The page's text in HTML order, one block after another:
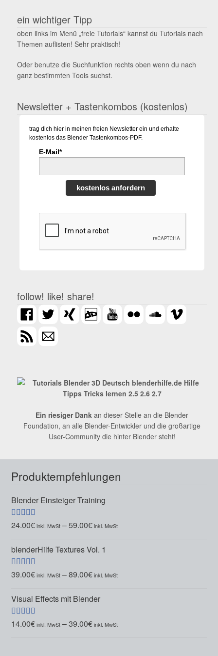
ein wichtiger Tipp
oben links im Menü „freie Tutorials“ kannst du Tutorials nach
Themen auflisten! Sehr praktisch!
Oder benutze die Suchfunktion rechts oben wenn du nach
ganz bestimmten Tools suchst.
Newsletter + Tastenkombos (kostenlos)
trag dich hier in meinen freien Newsletter ein und erhalte
kostenlos das Blender Tastenkombos-PDF.
E-Mail*
kostenlos anfordern
follow! like! share!
Ein riesiger Dank an dieser Stelle an die Blender
Foundation, an alle Blender-Entwickler und die großartige
User-Community die hinter Blender steht!
Produktempfehlungen
Blender Einsteiger Training
Bewertet mit
24.00€ –59.00€
blenderHilfe Textures Vol. 1
Bewertet mit
39.00€ –89.00€
Visual Effects mit Blender
Bewertet mit
14.00€ –39.00€